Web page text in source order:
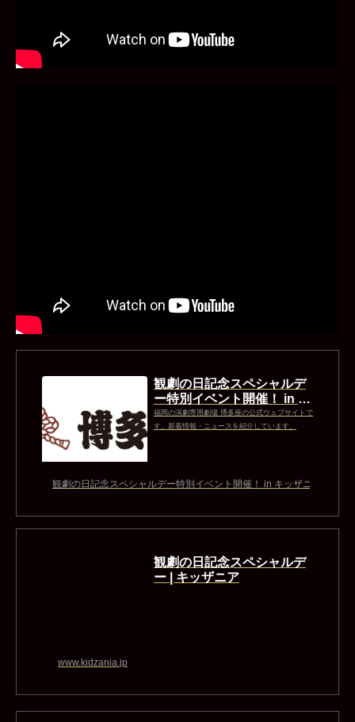
観劇の日記念スペシャルデ
ー特別イベント開催！ in キ
ッザニア福岡｜新着・ニュ
ース｜福岡の...
福岡の演劇専用劇場 博多座の公式ウェブサイトで
す。新着情報・ニュースを紹介しています。
観劇の日記念スペシャルデー特別イベント開催！ in キッザニア福岡
観劇の日記念スペシャルデ
ー | キッザニア
www.kidzania.jp